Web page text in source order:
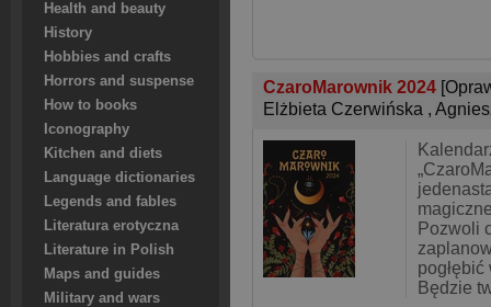
Health and beauty
History
Hobbies and crafts
Horrors and suspense
How to books
Iconography
Kitchen and diets
Language dictionaries
Legends and fables
Literatura erotyczna
Literature in Polish
Maps and guides
Military and wars
CzaroMarownik 2024
Elżbieta Czerwińska ,
Pozwoli
Będzie